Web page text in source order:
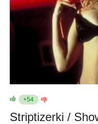
+54
Striptizerki /